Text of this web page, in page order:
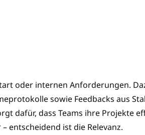
oder internen Anforderungen.
sowie Feedbacks aus
dafür, dass Teams ihre Projekte
entscheidend ist die Relevanz.